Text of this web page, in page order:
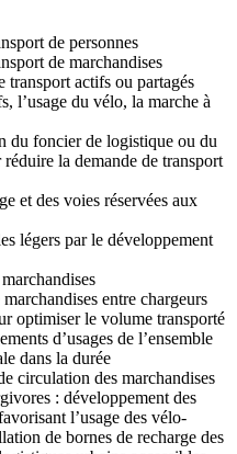
de personnes
de marchandises
transport actifs ou partagés
l’usage du vélo, la marche à
du foncier de logistique ou du
la demande de transport
et des voies réservées aux
légers par le développement
entre chargeurs
optimiser le volume transporté
d’usages de l’ensemble
dans la durée
circulation des marchandises
: développement des
l’usage des vélo-
de bornes de recharge des